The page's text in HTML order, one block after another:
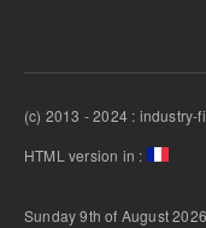
(c) 2013 - 2024 : industry-
HTML version in :
Sunday 9th of August